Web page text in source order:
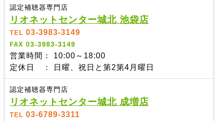
認定補聴器専門店
リオネットセンター城北 池袋店
TEL 03-3983-3149
FAX 03-3983-3149
営業時間： 10:00～18:00
定休日 ： 日曜、祝日と第2第4月曜日
認定補聴器専門店
リオネットセンター城北 成増店
TEL 03-6789-3311